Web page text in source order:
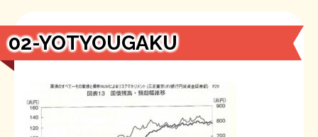
【国の、本当の】財源チラシ／旧・財源研究室
もっと知りたい方へ
旧・財源研究室について
チラシ発行部数
旧・財研出版について
02-YOTYOUGAKU